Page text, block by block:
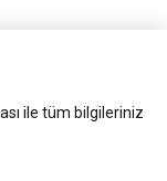
ile tüm bilgileriniz